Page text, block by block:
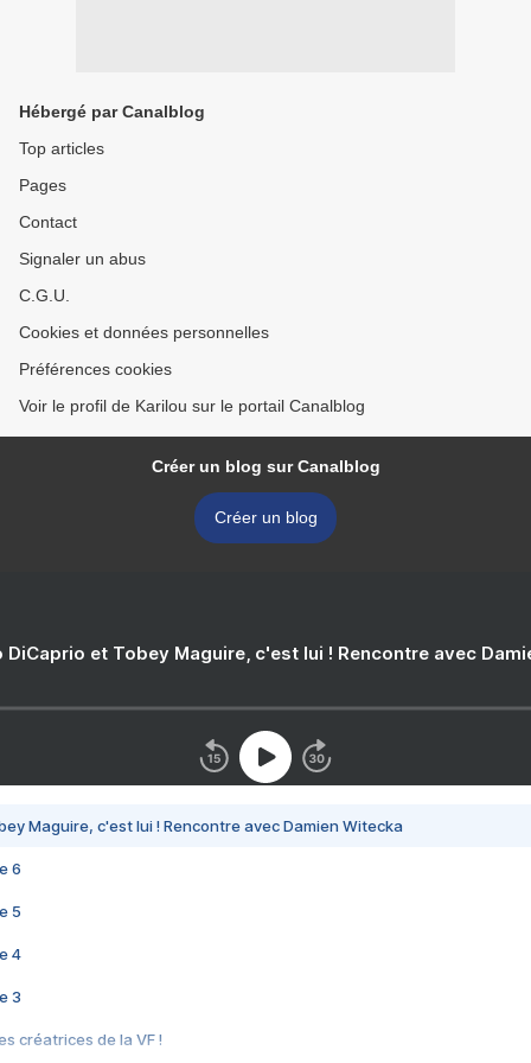
Hébergé par Canalblog
Top articles
Pages
Contact
Signaler un abus
C.G.U.
Cookies et données personnelles
Préférences cookies
Voir le profil de Karilou sur le portail Canalblog
Créer un blog sur Canalblog
Créer un blog
DiCaprio et Tobey Maguire, c'est lui ! Rencontre avec
Maguire, c'est lui ! Rencontre avec Damien Witecka
6
5
4
3
créatrices de la VF !